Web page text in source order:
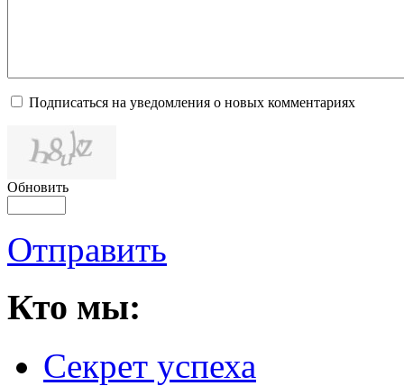
Подписаться на уведомления о новых комментариях
Обновить
Отправить
Кто мы:
Секрет успеха